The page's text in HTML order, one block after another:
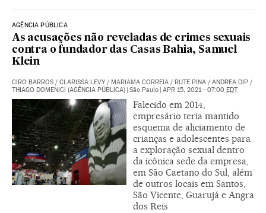
AGÊNCIA PÚBLICA
As acusações não reveladas de crimes sexuais
contra o fundador das Casas Bahia, Samuel
Klein
CIRO BARROS / CLARISSA LEVY / MARIAMA CORREIA / RUTE PINA / ANDREA DIP /
THIAGO DOMENICI (AGÊNCIA PÚBLICA) São Paulo APR 15, 2021 - 07:00 EDT
Falecido em 2014,
empresário teria mantido
esquema de aliciamento de
crianças e adolescentes para
a exploração sexual dentro
da icônica sede da empresa,
em São Caetano do Sul, além
de outros locais em Santos,
São Vicente, Guarujá e Angra
dos Reis